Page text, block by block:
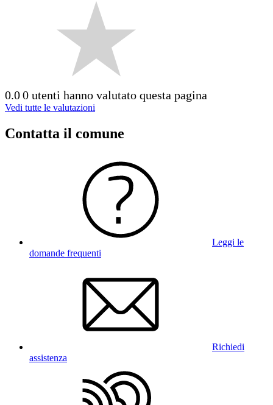
0.00 utenti hanno valutato questa pagina
Vedi tutte le valutazioni
Contatta il comune
Leggi le
domande frequenti
Richiedi
assistenza